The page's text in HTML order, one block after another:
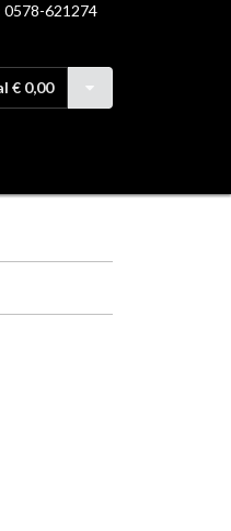
0578-621274
€ 0,00